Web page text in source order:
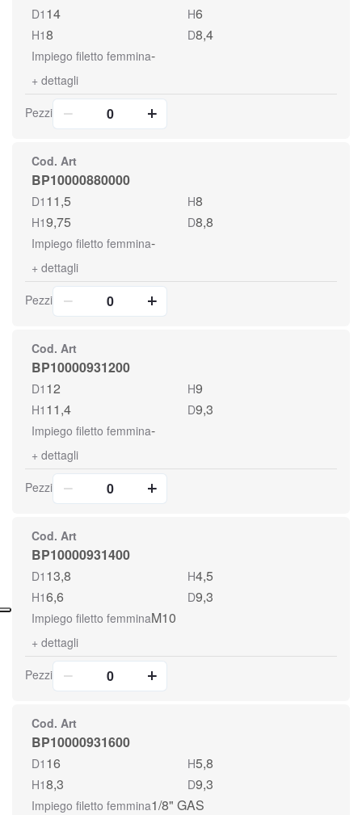
D1 14 H6
H18 D8,4
Impiego filetto femmina-
+ dettagli
Pezzi
Cod. Art
BP10000880000
D1 11,5 H8
H19,75 D8,8
Impiego filetto femmina-
+ dettagli
Pezzi
Cod. Art
BP10000931200
D1 12 H9
H1 11,4 D9,3
Impiego filetto femmina-
+ dettagli
Pezzi
Cod. Art
BP10000931400
D1 13,8 H4,5
H16,6 D9,3
Impiego filetto femminaM10
+ dettagli
Pezzi
Cod. Art
BP10000931600
D1 16 H5,8
H18,3 D9,3
Impiego filetto femmina1/8" GAS